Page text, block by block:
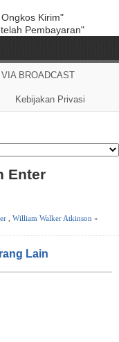
Kirim"
Pembayaran"
VIA BROADCAST
Kebijakan Privasi
Enter
William Walker Atkinson »
Lain